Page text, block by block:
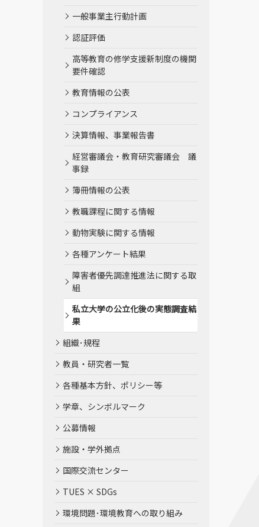
一般事業主行動計画
認証評価
高等教育の修学支援新制度の機関
要件確認
教育情報の公表
コンプライアンス
決算情報、事業報告書
経営審議会・教育研究審議会 議
事録
簿冊情報の公表
教職課程に関する情報
動物実験に関する情報
各種アンケート結果
障害者優先調達推進法に関する取
組
私立大学の公立化後の実態調査結
果
組織･規程
教員・研究者一覧
各種基本方針、ポリシー等
学章、シンボルマーク
公募情報
施設・学外拠点
国際交流センター
TUES × SDGs
環境問題･環境教育への取り組み